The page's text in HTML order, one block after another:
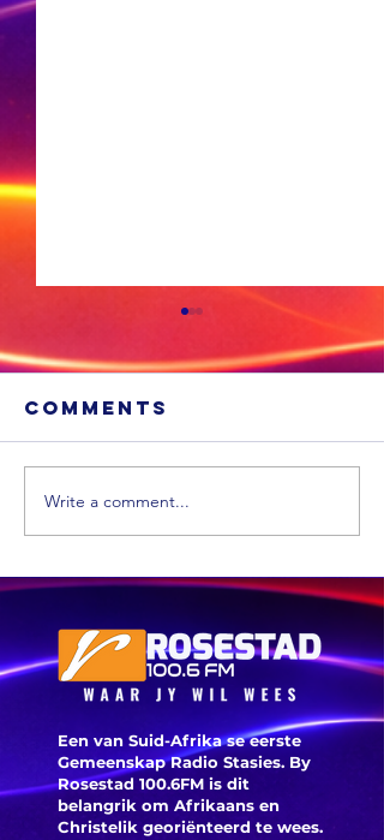
verwelkom
sleutelspelers
terug,
Pakistan neem
beheer en Die
Red Bull Agri-
Grit-kompetisie
gaan
plaasvernuf
Comments
Write a comment...
Een van Suid-Afrika se eerste
Gemeenskap Radio Stasies. By
Rosestad 100.6FM is dit
belangrik om Afrikaans en
Christelik georiënteerd te wees.